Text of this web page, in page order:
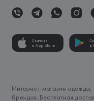
Скачать
в App Store
в
Интернет-магазин
брендов. Бесплатная